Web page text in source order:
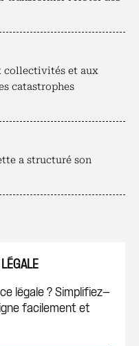
collectivités et aux
catastrophes
a structuré son
légale ? Simplifiez-
facilement et